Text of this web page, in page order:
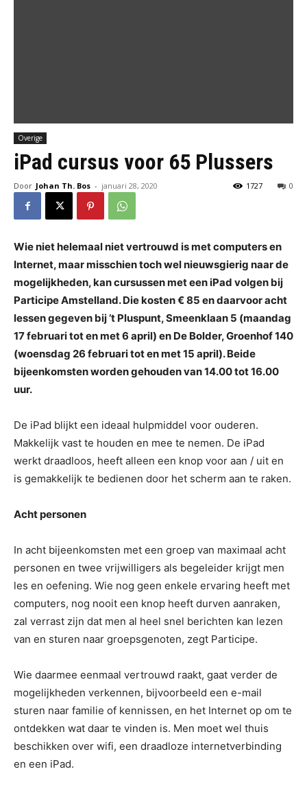
Overige
iPad cursus voor 65 Plussers
Door Johan Th. Bos - januari 28, 2020 0
1727
Wie niet helemaal niet vertrouwd is met computers en
Internet, maar misschien toch wel nieuwsgierig naar de
mogelijkheden, kan cursussen met een iPad volgen bij
Participe Amstelland. Die kosten € 85 en daarvoor acht
lessen gegeven bij ’t Pluspunt, Smeenklaan 5 (maandag
17 februari tot en met 6 april) en De Bolder, Groenhof 140
(woensdag 26 februari tot en met 15 april). Beide
bijeenkomsten worden gehouden van 14.00 tot 16.00
uur.
De iPad blijkt een ideaal hulpmiddel voor ouderen.
Makkelijk vast te houden en mee te nemen. De iPad
werkt draadloos, heeft alleen een knop voor aan / uit en
is gemakkelijk te bedienen door het scherm aan te raken.
Acht personen
In acht bijeenkomsten met een groep van maximaal acht
personen en twee vrijwilligers als begeleider krijgt men
les en oefening. Wie nog geen enkele ervaring heeft met
computers, nog nooit een knop heeft durven aanraken,
zal verrast zijn dat men al heel snel berichten kan lezen
van en sturen naar groepsgenoten, zegt Participe.
Wie daarmee eenmaal vertrouwd raakt, gaat verder de
mogelijkheden verkennen, bijvoorbeeld een e-mail
sturen naar familie of kennissen, en het Internet op om te
ontdekken wat daar te vinden is. Men moet wel thuis
beschikken over wifi, een draadloze internetverbinding
en een iPad.